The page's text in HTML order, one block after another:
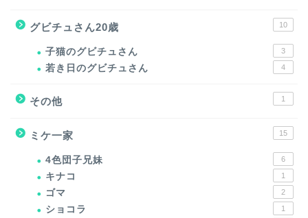
グビチュさん20歳 10
子猫のグビチュさん 3
若き日のグビチュさん 4
その他 1
ミケ一家 15
4色団子兄妹 6
キナコ 1
ゴマ 2
ショコラ 1